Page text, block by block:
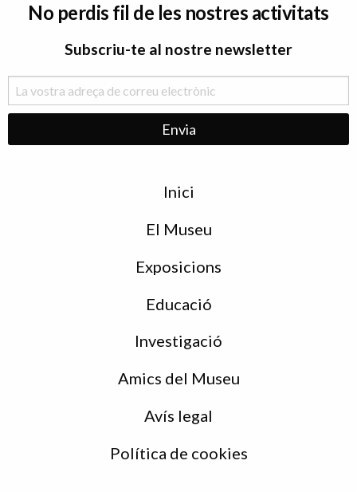
No perdis fil de les nostres activitats
Subscriu-te al nostre newsletter
Inici
El Museu
Exposicions
Educació
Investigació
Amics del Museu
Avís legal
Política de cookies